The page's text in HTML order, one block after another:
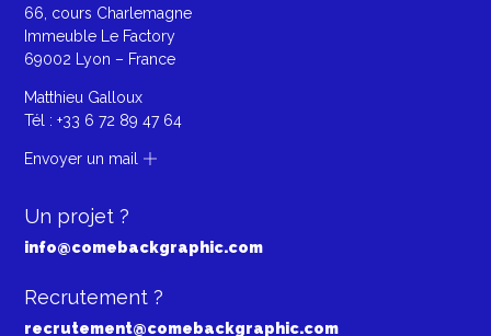
66, cours Charlemagne
Immeuble Le Factory
69002 Lyon – France
Matthieu Galloux
Tél :+33 6 72 89 47 64
Envoyer un mail
Un projet ?
info@comebackgraphic.com
Recrutement ?
recrutement@comebackgraphic.com